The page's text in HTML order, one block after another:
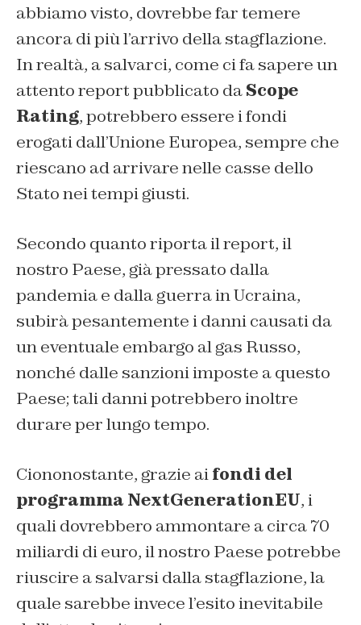
abbiamo visto, dovrebbe far temere
ancora di più l’arrivo della stagflazione.
In realtà, a salvarci, come ci fa sapere un
attento report pubblicato daScope
Rating, potrebbero essere i fondi
erogati dall’Unione Europea, sempre che
riescano ad arrivare nelle casse dello
Stato nei tempi giusti.
Secondo quanto riporta il report, il
nostro Paese, già pressato dalla
pandemia e dalla guerra in Ucraina,
subirà pesantemente i danni causati da
un eventuale embargo al gas Russo,
nonché dalle sanzioni imposte a questo
Paese; tali danni potrebbero inoltre
durare per lungo tempo.
Ciononostante, grazie aifondi del
programma NextGenerationEU, i
quali dovrebbero ammontare a circa 70
miliardi di euro, il nostro Paese potrebbe
riuscire a salvarsi dalla stagflazione, la
quale sarebbe invece l’esito inevitabile